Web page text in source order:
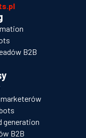
B2B
generation
B2B